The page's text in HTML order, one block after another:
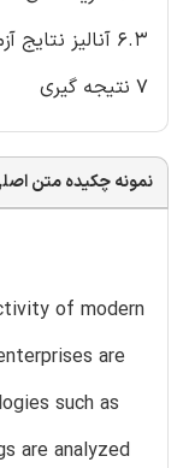
6.3 آنالیز نتایج آزمایشی
7 نتیجه گیری
نمونه چکیده متن
of modern
are
such as
are analyzed